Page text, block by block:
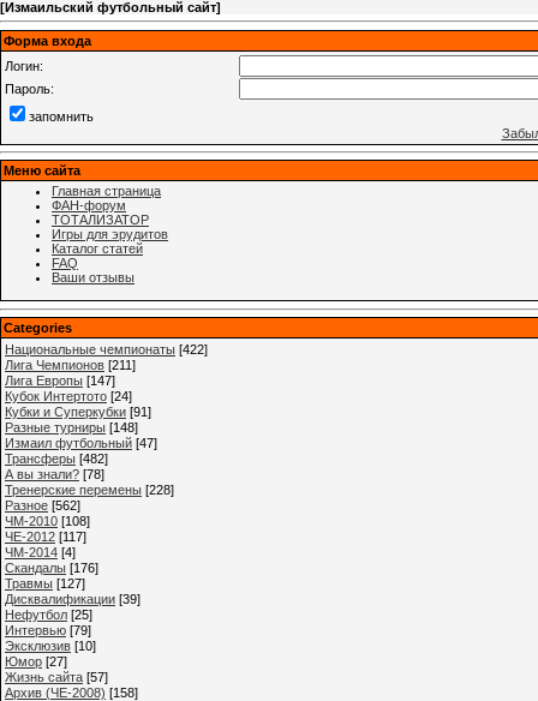
[Измаильский футбольный сайт]
Форма входа
Логин:
Пароль:
запомнить
Меню сайта
Главная страница
ФАН-форум
ТОТАЛИЗАТОР
Игры для эрудитов
Каталог статей
FAQ
Ваши отзывы
Categories
Национальные чемпионаты [422]
Лига Чемпионов [211]
Лига Европы [147]
Кубок Интертото [24]
Кубки и Суперкубки [91]
Разные турниры [148]
Измаил футбольный [47]
Трансферы [482]
А вы знали? [78]
Тренерские перемены [228]
Разное [562]
ЧМ-2010 [108]
ЧЕ-2012 [117]
ЧМ-2014 [4]
Cкандалы [176]
Травмы [127]
Дисквалификации [39]
Нефутбол [25]
Интервью [79]
Эксклюзив [10]
Юмор [27]
Жизнь сайта [57]
Архив (ЧЕ-2008) [158]